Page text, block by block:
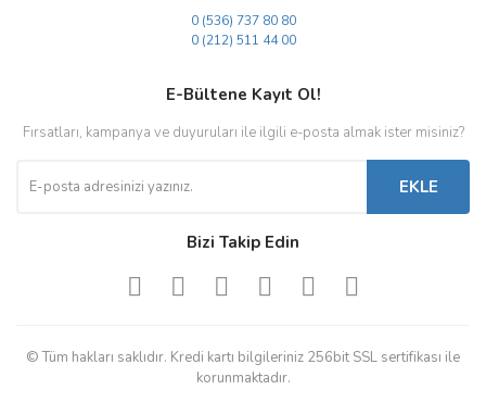
0 (536) 737 80 80
0 (212) 511 44 00
E-Bültene Kayıt Ol!
Fırsatları, kampanya ve duyuruları ile ilgili e-posta almak ister misiniz?
EKLE
Bizi Takip Edin
© Tüm hakları saklıdır. Kredi kartı bilgileriniz 256bit SSL sertifikası ile
korunmaktadır.